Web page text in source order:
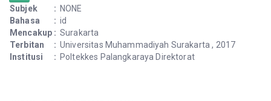
Subjek : NONE
Bahasa
: id
Mencakup : Surakarta
Terbitan
: Universitas Muhammadiyah Surakarta , 2017
Institusi
: Poltekkes Palangkaraya Direktorat